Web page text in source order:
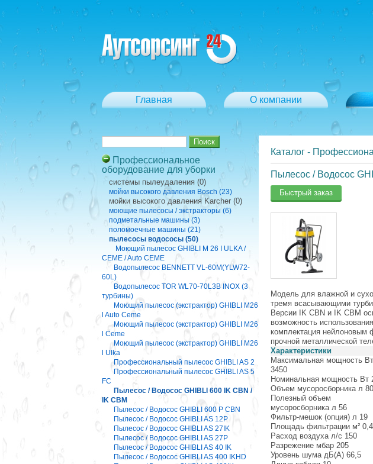
Главная О компании
Профессиональное
оборудование для уборки
cистемы пылеудаления (0)
мойки высокого давления Bosch (23)
мойки высокого давления Karcher (0)
моющие пылесосы / экстракторы (6)
подметальные машины (3)
поломоечные машины (21)
пылесосы водососы (50)
Моющий пылесос GHIBLI M 26 I ULKA /
CEME / Auto CEME
Водопылесос BENNETT VL-60M(YLW72-
60L)
Водопылесос TOR WL70-70L3B INOX (3
турбины)
Моющий пылесос (экстрактор) GHIBLI M26
l Auto Ceme
Моющий пылесос (экстрактор) GHIBLI M26
l Ceme
Моющий пылесос (экстрактор) GHIBLI M26
l Ulka
Профессиональный пылесос GHIBLI AS 2
Профессиональный пылесос GHIBLI AS 5
FC
Пылесос / Водосос GHIBLI 600 IK CBN /
IK CBM
Пылесос / Водосос GHIBLI 600 P CBN
Пылесос / Водосос GHIBLI AS 12P
Пылесос / Водосос GHIBLI AS 27IK
Пылесос / Водосос GHIBLI AS 27P
Пылесос / Водосос GHIBLI AS 40 IK
Пылесос / Водосос GHIBLI AS 400 IKHD
Каталог -
Пылесос / Водосос
Быстрый заказ
Модель для влажной и
тремя всасывающими
Версии IK CBN и IK CBM
возможность
комплектация
прочной металлической
Характеристики
Максимальная мощность Вт
3450
Номинальная мощность Вт
Объем мусоросборника л 80
Полезный объем
мусоросборника л 56
Фильтр-мешок (опция) л 19
Площадь фильтрации м² 0,4
Расход воздуха л/с 150
Разрежение мбар 205
Уровень шума дБ(А) 66,5